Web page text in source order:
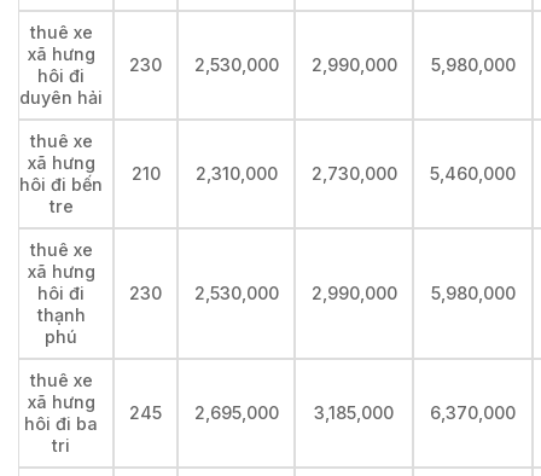
thuê xe
xã hưng
hôi đi
duyên hải
230 2,530,000 2,990,000 5,980,000
thuê xe
xã hưng
hôi đi bến
tre
210 2,310,000 2,730,000 5,460,000
thuê xe
xã hưng
hôi đi
thạnh
phú
230 2,530,000 2,990,000 5,980,000
thuê xe
xã hưng
hôi đi ba
tri
245 2,695,000 3,185,000 6,370,000